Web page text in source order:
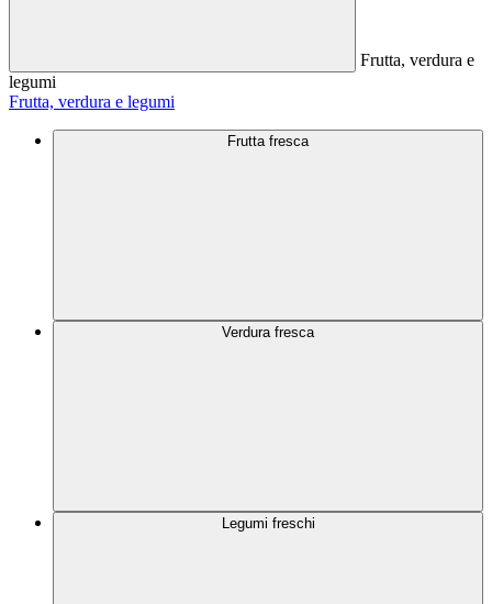
Frutta, verdura e
legumi
Frutta, verdura e legumi
Frutta fresca
Verdura fresca
Legumi freschi